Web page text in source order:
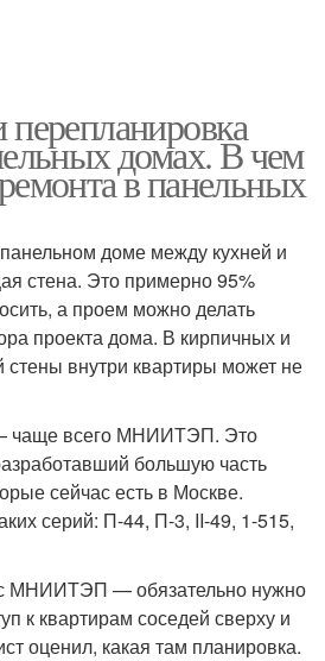
домах. В чем
в панельных
доме между кухней и
стена. Это примерно 95%
а проем можно делать
проекта дома. В кирпичных и
стены внутри квартиры может не
чаще всего МНИИТЭП. Это
большую часть
сейчас есть в Москве.
серий: П-44, П-3, II-49, 1-515,
МНИИТЭП — обязательно нужно
к квартирам соседей сверху и
оценил, какая там планировка.